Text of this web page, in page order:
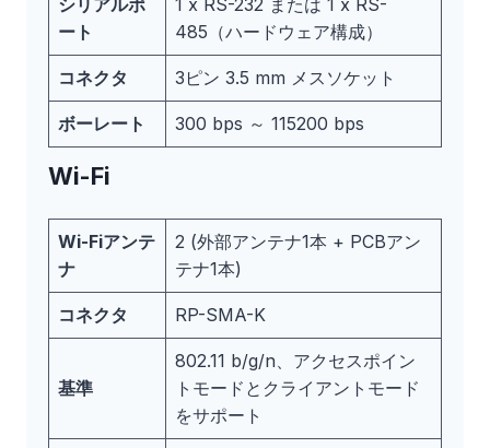
ート
485（ハードウェア構成）
コネクタ 3ピン 3.5 mm メスソケット
ボーレート 300 bps ～ 115200 bps
Wi-Fi
Wi-Fiアンテ
ナ
2 (外部アンテナ1本 + PCBアン
テナ1本)
コネクタ RP-SMA-K
基準
802.11 b/g/n、アクセスポイン
トモードとクライアントモード
をサポート